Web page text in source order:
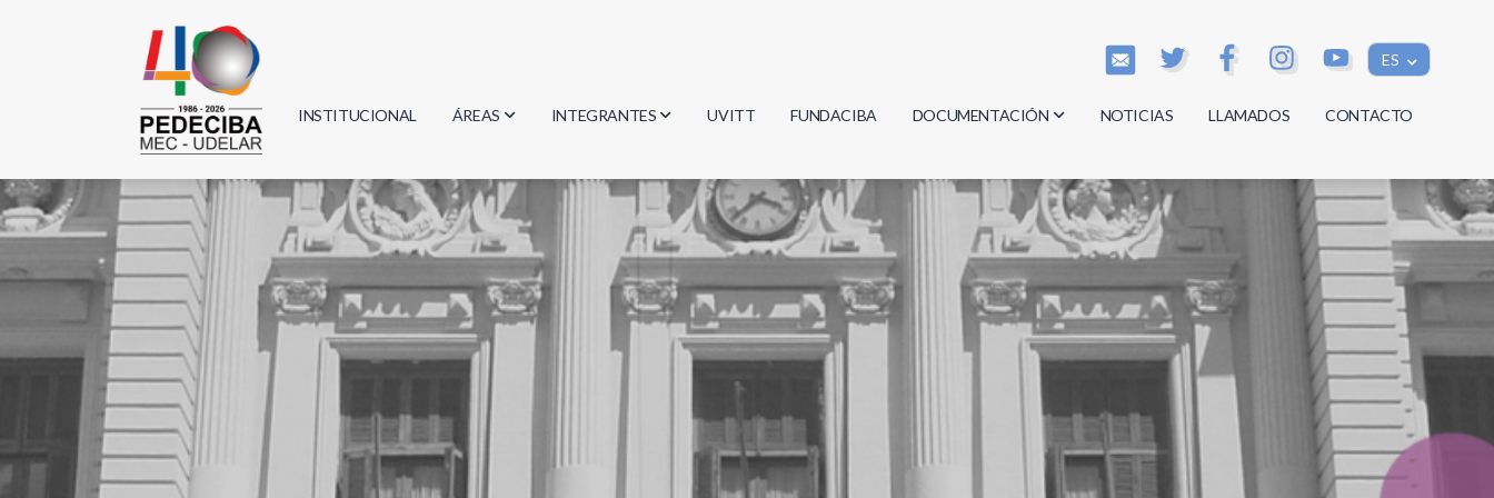
ES
INSTITUCIONAL ÁREAS
Biología
Física
Geociencias
Informática
Matemática
INTEGRANTES
Investigadores
Estudiantes
Egresados
UVITT FUNDACIBA DOCUMENTACIÓN
Actas
Reglamentos
Documentos
NOTICIAS LLAMADOS CONTACTO